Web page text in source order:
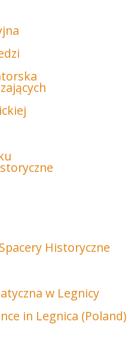
Historyczne
w Legnicy
in Legnica (Poland)